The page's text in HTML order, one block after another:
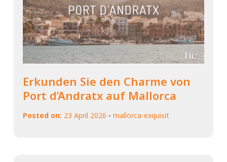
Erkunden Sie den Charme von
Port d’Andratx auf Mallorca
Posted on: 23 April 2026 - mallorca-exquisit